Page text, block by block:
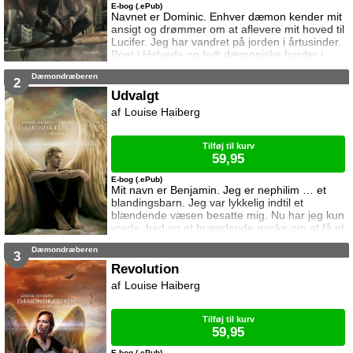
Navnet er Dominic. Enhver dæmon kender mit
ansigt og drømmer om at aflevere mit hoved til
Lucifer. Jeg har vandret på jorden i årtusinder.
Boet i Helvede og ledt dæmoniske horder i
krigen mod englene. Ikke ligefrem min
gjorde oprør – årsagen til at jeg i dag er hadet
af min egen race og lever skjult blandt
menneskene. Før blev jeg kaldt Dominic
E-bog (.ePub)
2 Dæmondræberen
Udvalgt
Mit navn er Benjamin. Jeg er nephilim … et
blandingsbarn. Jeg var lykkelig indtil et
blændende væsen besatte mig. Nu har jeg kun
vrede, had og et brændende ønske om at få et
nogenlunde almindeligt liv. I begyndelsen
minderne har givet mig et mål: Dæmonen
UDVALGT er andet bind i serien
E-bog (.ePub)
Louise Haiberg
Tilføj til kurv
59,95
3 Dæmondræberen
Revolution
Louise Haiberg
Tilføj til kurv
59,95